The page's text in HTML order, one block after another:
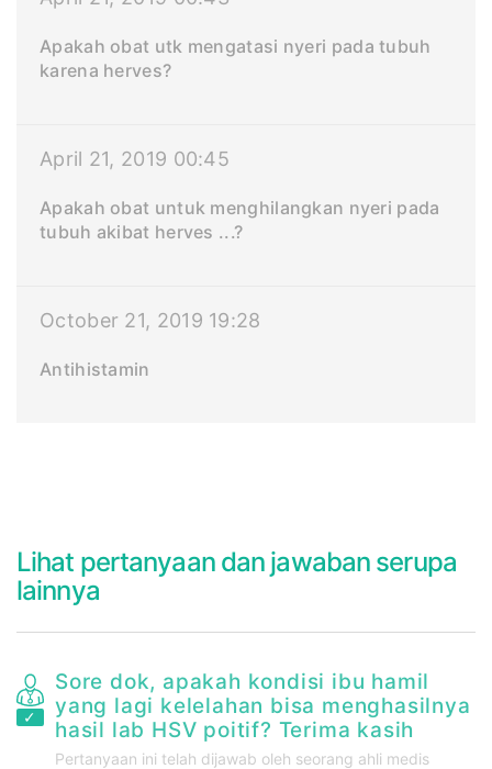
Apakah obat utk mengatasi nyeri pada tubuh
karena herves?
April 21, 2019 00:45
Apakah obat untuk menghilangkan nyeri pada
tubuh akibat herves ...?
October 21, 2019 19:28
Antihistamin
Lihat pertanyaan dan jawaban serupa
lainnya
Sore dok, apakah kondisi ibu hamil
yang lagi kelelahan bisa menghasilnya
hasil lab HSV poitif? Terima kasih
Pertanyaan ini telah dijawab oleh seorang ahli medis